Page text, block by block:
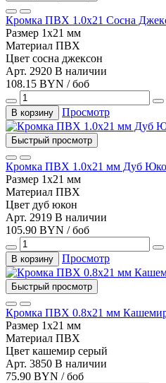
Кромка ПВХ 1.0х21 Сосна
Размер 1х21 мм
Материал ПВХ
Цвет сосна джексон
Арт. 2920 В наличии
108.15 BYN / боб
В корзину Просмотр
Быстрый просмотр
Кромка ПВХ 1.0х21 мм Дуб
Размер 1х21 мм
Материал ПВХ
Цвет дуб юкон
Арт. 2919 В наличии
105.90 BYN / боб
В корзину Просмотр
Быстрый просмотр
Кромка ПВХ 0.8х21 мм Кашемир
Размер 1х21 мм
Материал ПВХ
Цвет кашемир серый
Арт. 3850 В наличии
75.90 BYN / боб